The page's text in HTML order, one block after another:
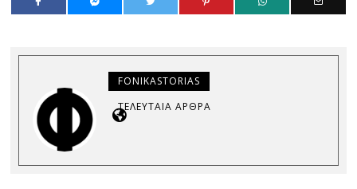
FONIKASTORIAS
ΤΕΛΕΥΤΑΊΑ ΆΡΘΡΑ